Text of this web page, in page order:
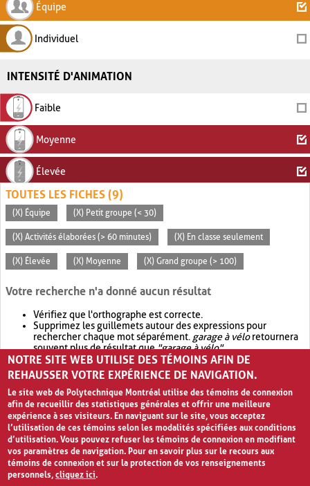
Équipe
Individuel
INTENSITÉ D'ANIMATION
Faible
Moyenne
Élevée
TOUTES LES FICHES (9)
(X) Équipe (X) Petit groupe (< 30)
(X) Activités élaborées (> 60 minutes) (X) En classe seulement
(X) Élevée (X) Moyenne (X) Grand groupe (> 100)
Votre recherche n'a donné aucun résultat
Vérifiez que l'orthographe est correcte.
Supprimez les guillemets autour des expressions pour
rechercher chaque mot séparément. garage à véloretournera
souvent plus de résultat que"garage à vélo".
Envisagez d'élargir votre recherche avec OR.garage OR vélo
retournera souvent plus de résultat quegarage à vélo
NOTRE SITE WEB UTILISE DES TÉMOINS AFIN DE
REHAUSSER VOTRE EXPÉRIENCE DE NAVIGATION.
Le site web de Polytechnique Montréal utilise des témoins de connexion
afin de recueillir des statistiques générales et offrir une meilleure
expérience à ses visiteurs. En naviguant sur le site, vous acceptez
l’utilisation de ces témoins selon les modalités spécifiées aux conditions
d’utilisation. Vous pouvez refuser les témoins de connexion en modifiant
vos paramètres de navigation. Pour en savoir plus sur le recours aux
témoins de connexion et sur la protection de vos renseignements
personnels,cliquez ici.